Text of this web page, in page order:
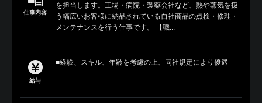
仕事内容
を担当します。工場・病院・製薬会社など、熱や蒸気を扱
う幅広いお客様に納品されている自社商品の点検・修理・
メンテナンスを行う仕事です。 【職...
給与
■経験、スキル、年齢を考慮の上、同社規定により優遇